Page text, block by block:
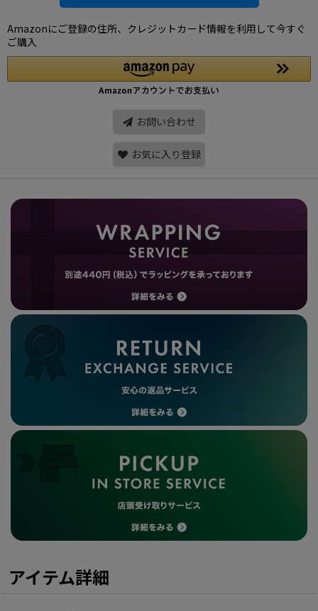
Amazonにご登録の住所、クレジットカード情報を利用して今すぐ
ご購入
お問い合わせ
お気に入り登録
アイテム詳細